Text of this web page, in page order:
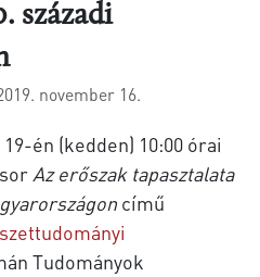
századi
november 16.
én (kedden) 10:00 órai
Az erőszak tapasztalata
című
Tudományok